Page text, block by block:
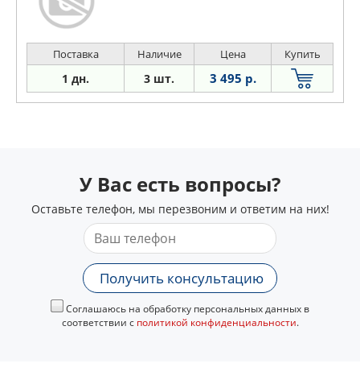
Поставка Наличие Цена Купить
1 дн. 3 шт. 3 495 р.
У Вас есть вопросы?
Оставьте телефон, мы перезвоним и ответим на них!
Получить консультацию
Соглашаюсь на обработку персональных данных в
соответствии с политикой конфиденциальности.